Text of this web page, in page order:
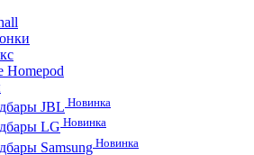
Homepod
JBL Новинка
LG Новинка
SamsungНовинка